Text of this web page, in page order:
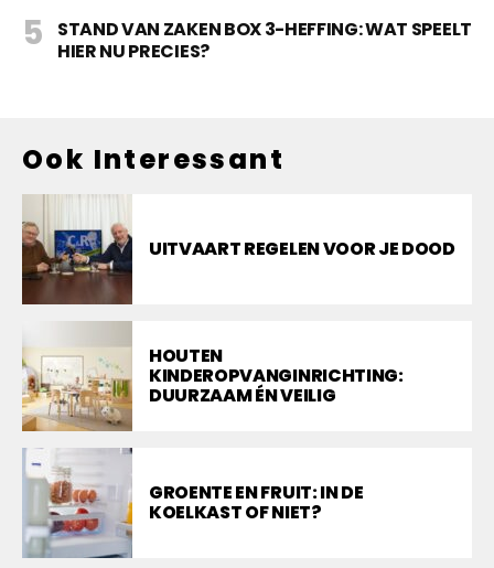
STAND VAN ZAKEN BOX 3-HEFFING: WAT SPEELT
HIER NU PRECIES?
Ook Interessant
UITVAART REGELEN VOOR JE DOOD
HOUTEN
KINDEROPVANGINRICHTING:
DUURZAAM ÉN VEILIG
GROENTE EN FRUIT: IN DE
KOELKAST OF NIET?